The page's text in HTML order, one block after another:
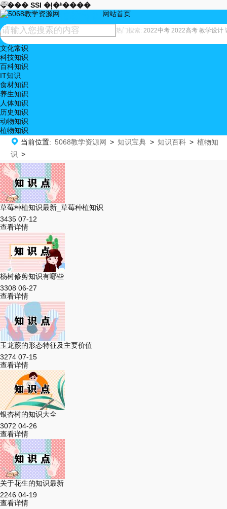
���� SSI �ļ�ʱ����
热门搜索: 2022中考 2022高考 教学设计
网站首页
文化常识
科技知识
百科知识
IT知识
食材知识
养生知识
人体知识
历史知识
动物知识
植物知识
 当前位置: 5068教学资源网 > 知识宝典 > 知识百科 > 植物知
识 >
草莓种植知识最新_草莓种植知识

3435

07-12
查看详情
杨树修剪知识有哪些

3308

06-27
查看详情
玉龙蕨的形态特征及主要价值

3274

07-15
查看详情
银杏树的知识大全

3072

04-26
查看详情
关于花生的知识最新

2246

04-19
查看详情